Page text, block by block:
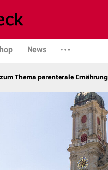
News
Thema parenterale Ernährung